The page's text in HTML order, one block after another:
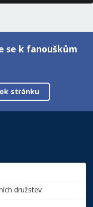
se k fanouškům
stránku
družstev